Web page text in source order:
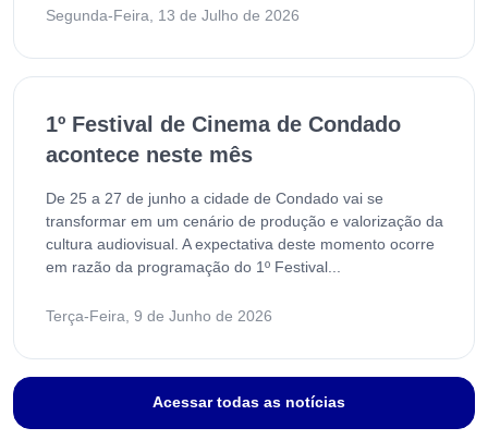
Segunda-Feira, 13 de Julho de 2026
1º Festival de Cinema de Condado
acontece neste mês
De 25 a 27 de junho a cidade de Condado vai se
transformar em um cenário de produção e valorização da
cultura audiovisual. A expectativa deste momento ocorre
em razão da programação do 1º Festival...
Terça-Feira, 9 de Junho de 2026
Acessar todas as notícias